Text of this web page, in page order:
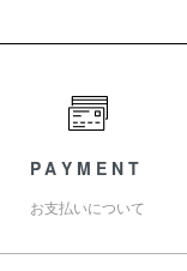
PAYMENT
お支払いについて